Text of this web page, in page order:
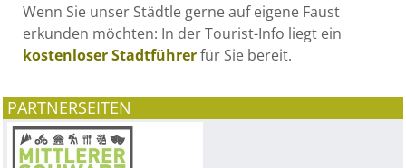
Wenn Sie unser Städtle gerne auf eigene Faust
erkunden möchten: In der Tourist-Info liegt ein
kostenloser Stadtführerfür Sie bereit.
PARTNERSEITEN